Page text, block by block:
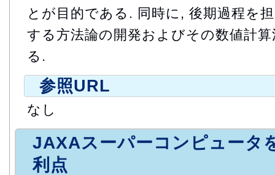
とが目的である. 同時に, 後期過程を
する方法論の開発およびその数値計
る.
参照URL
なし
JAXAスーパーコンピュータ
利点